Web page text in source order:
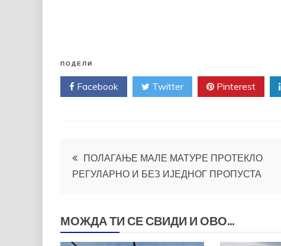
ПОДЕЛИ
Facebook Twitter Pinterest
Кретање
чланка
ПОЛАГАЊЕ МАЛЕ МАТУРЕ ПРОТЕКЛО
РЕГУЛАРНО И БЕЗ ИЈЕДНОГ ПРОПУСТА
МОЖДА ТИ СЕ СВИДИ И ОВО...